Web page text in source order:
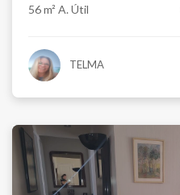
56 m² A. Útil
TELMA